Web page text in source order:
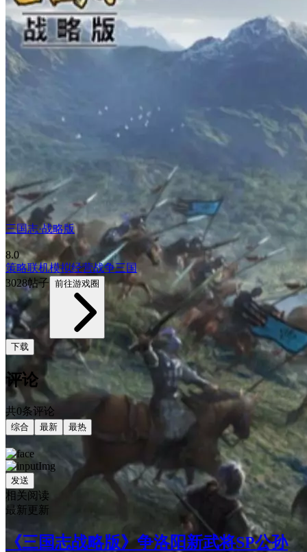
三国志·战略版
8.0
策略联机模拟经营战争三国
3028帖子 前往游戏圈
下载
评论
共0条评论
综合 最新 最热
发送
相关阅读
最新更新
《三国志战略版》争洛阳新武将SP公孙